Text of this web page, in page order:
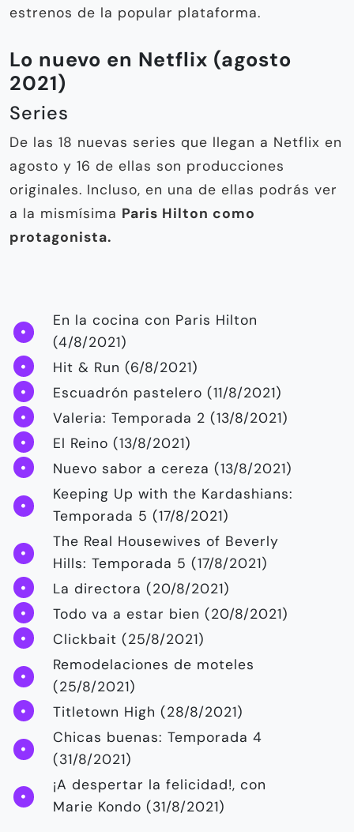
estrenos de la popular plataforma.
Lo nuevo en Netflix (agosto
2021)
Series
De las 18 nuevas series que llegan a Netflix en
agosto y 16 de ellas son producciones
originales. Incluso, en una de ellas podrás ver
a la mismísima Paris Hilton como
protagonista.
En la cocina con Paris Hilton
(4/8/2021)
Hit & Run (6/8/2021)
Escuadrón pastelero (11/8/2021)
Valeria: Temporada 2 (13/8/2021)
El Reino (13/8/2021)
Nuevo sabor a cereza (13/8/2021)
Keeping Up with the Kardashians:
Temporada 5 (17/8/2021)
The Real Housewives of Beverly
Hills: Temporada 5 (17/8/2021)
La directora (20/8/2021)
Todo va a estar bien (20/8/2021)
Clickbait (25/8/2021)
Remodelaciones de moteles
(25/8/2021)
Titletown High (28/8/2021)
Chicas buenas: Temporada 4
(31/8/2021)
¡A despertar la felicidad!, con
Marie Kondo (31/8/2021)